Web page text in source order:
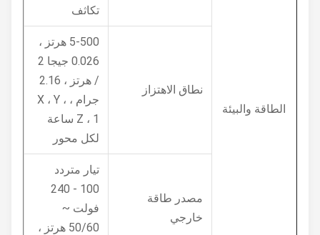
الطاقة والبيئة
تكاثف
نطاق الاهتزاز
5-500 هرتز ،
0.026 جيجا 2
/ هرتز ، 2.16
جرام ، X ، Y ،
Z ، 1 ساعة
لكل محور
مصدر طاقة
خارجي
تيار متردد
100 - 240
فولت ~
50/60 هرتز ،